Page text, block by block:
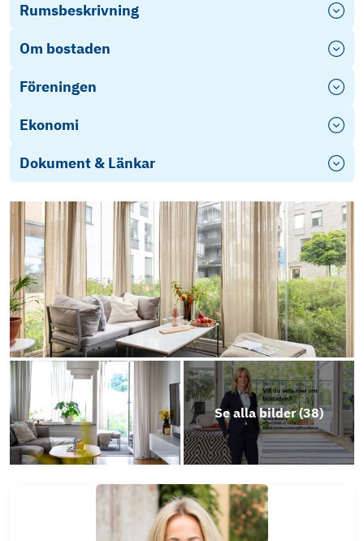
Rumsbeskrivning
Om bostaden
Föreningen
Ekonomi
Dokument & Länkar
fragelista-publik_2025-09-22_21-53
Energideklaration Brf Selmas Park, Olofsgatan
9
Objektsbeskrivning
Se alla bilder (38)